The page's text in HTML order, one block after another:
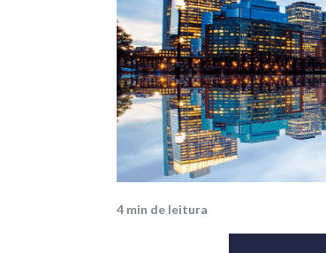
4 min de leitura